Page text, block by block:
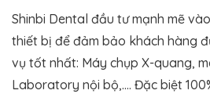
Shinbi Dental đầu tư mạnh mẽ
thiết bị để đảm bảo khách hàng
vụ tốt nhất: Máy chụp X-quang,
Laboratory nội bộ,…. Đặc biệt